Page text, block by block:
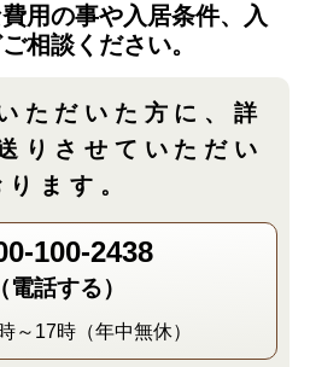
用の事や入居条件、入
相談ください。
ただいた方に、 詳
りさせていただい
ります。
100-2438
（電話する）
～17時（年中無休）